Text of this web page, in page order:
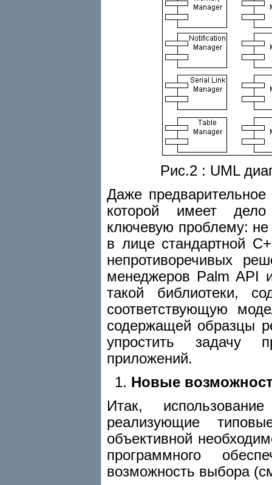
Рис.2 : UML
Даже
которой имеет дело
ключевую проблему:
в лице стандартной
непротиворечивых
менеджеров Palm API
такой библиотеки,
соответствующую
содержащей образцы
упростить задачу
приложений.
Новые
Итак,
реализующие
объективной
программного
возможность выбора